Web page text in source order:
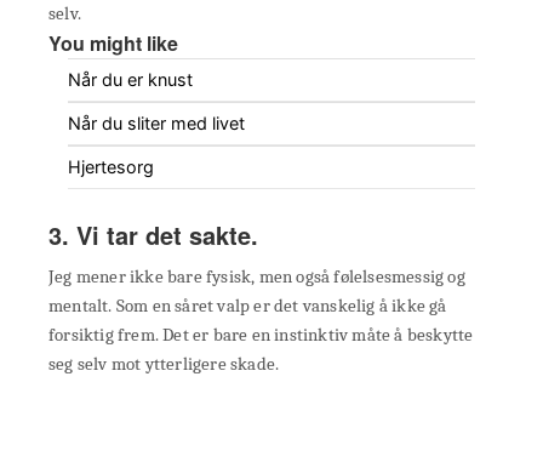
selv.
You might like
Når du er knust
Når du sliter med livet
Hjertesorg
3. Vi tar det sakte.
Jeg mener ikke bare fysisk, men også følelsesmessig og
mentalt. Som en såret valp er det vanskelig å ikke gå
forsiktig frem. Det er bare en instinktiv måte å beskytte
seg selv mot ytterligere skade.